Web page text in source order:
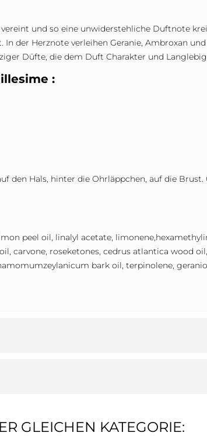
und so eine unwiderstehliche Duftnote
der Herznote verleihen Geranie, Ambroxan
Düfte, die dem Duft Charakter und
:
den Hals, hinter die Ohrläppchen, auf die
peel oil, linalyl acetate,
carvone, roseketones, cedrus atlantica wood
bark oil, terpinolene,
GLEICHEN KATEGORIE: